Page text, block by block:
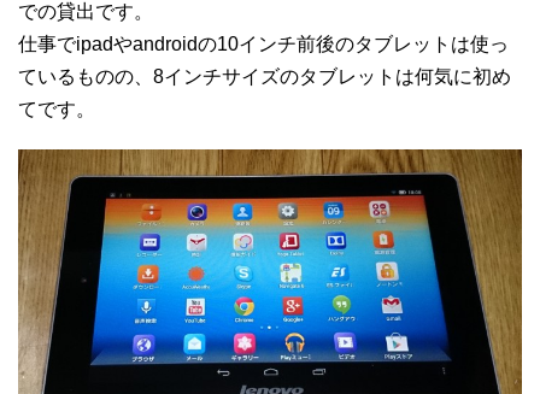
での貸出です。
仕事でipadやandroidの10インチ前後のタブレットは使っ
ているものの、8インチサイズのタブレットは何気に初め
てです。